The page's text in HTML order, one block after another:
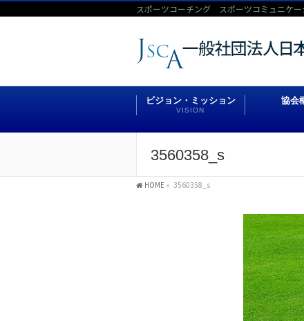
スポーツコーチング スポーツコミュニケー
ビジョン・ミッション
VISION
協会
3560358_s
HOME » 3560358_s